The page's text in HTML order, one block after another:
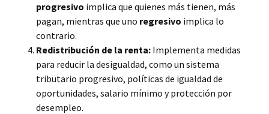
progresivo implica que quienes más tienen, más
pagan, mientras que uno regresivo implica lo
contrario.
Redistribución de la renta: Implementa medidas
para reducir la desigualdad, como un sistema
tributario progresivo, políticas de igualdad de
oportunidades, salario mínimo y protección por
desempleo.